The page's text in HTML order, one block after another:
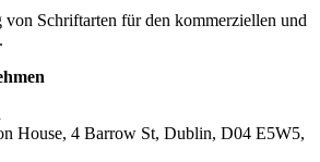
von Schriftarten für den kommerziellen und
House, 4 Barrow St, Dublin, D04 E5W5,